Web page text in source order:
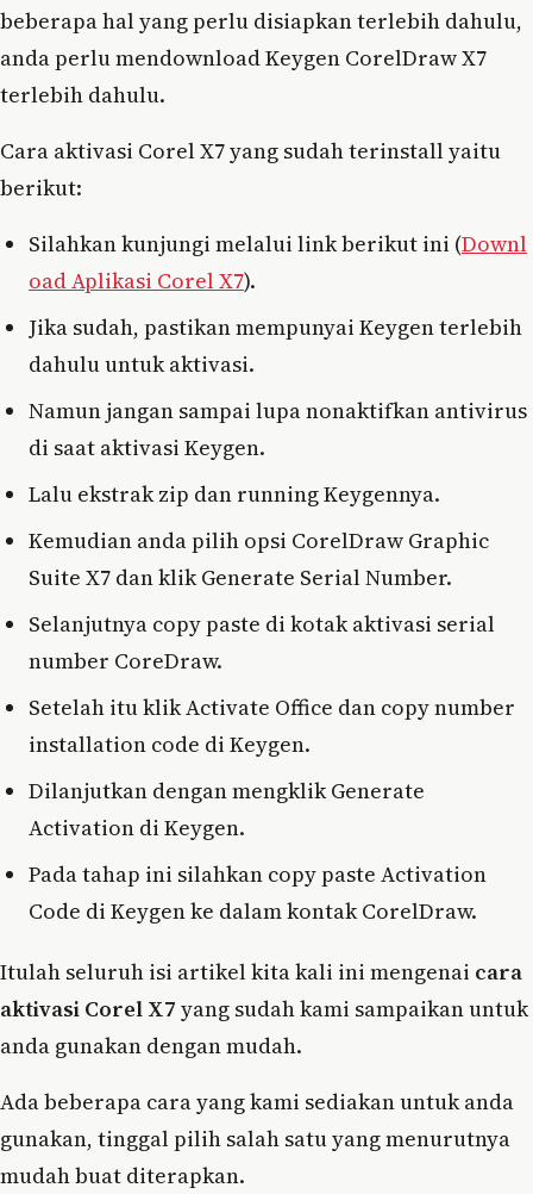
beberapa hal yang perlu disiapkan terlebih dahulu,
anda perlu mendownload Keygen CorelDraw X7
terlebih dahulu.
Cara aktivasi Corel X7 yang sudah terinstall yaitu
berikut:
Silahkan kunjungi melalui link berikut ini (Downl
oad Aplikasi Corel X7).
Jika sudah, pastikan mempunyai Keygen terlebih
dahulu untuk aktivasi.
Namun jangan sampai lupa nonaktifkan antivirus
di saat aktivasi Keygen.
Lalu ekstrak zip dan running Keygennya.
Kemudian anda pilih opsi CorelDraw Graphic
Suite X7 dan klik Generate Serial Number.
Selanjutnya copy paste di kotak aktivasi serial
number CoreDraw.
Setelah itu klik Activate Office dan copy number
installation code di Keygen.
Dilanjutkan dengan mengklik Generate
Activation di Keygen.
Pada tahap ini silahkan copy paste Activation
Code di Keygen ke dalam kontak CorelDraw.
Itulah seluruh isi artikel kita kali ini mengenai cara
aktivasi Corel X7 yang sudah kami sampaikan untuk
anda gunakan dengan mudah.
Ada beberapa cara yang kami sediakan untuk anda
gunakan, tinggal pilih salah satu yang menurutnya
mudah buat diterapkan.